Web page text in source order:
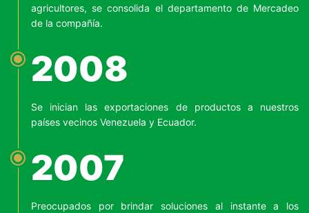
agricultores, se consolida el departamento de Mercadeo
de la compañía.
2008
Se inician las exportaciones de productos a nuestros
países vecinos Venezuela y Ecuador.
2007
Preocupados por brindar soluciones al instante a los